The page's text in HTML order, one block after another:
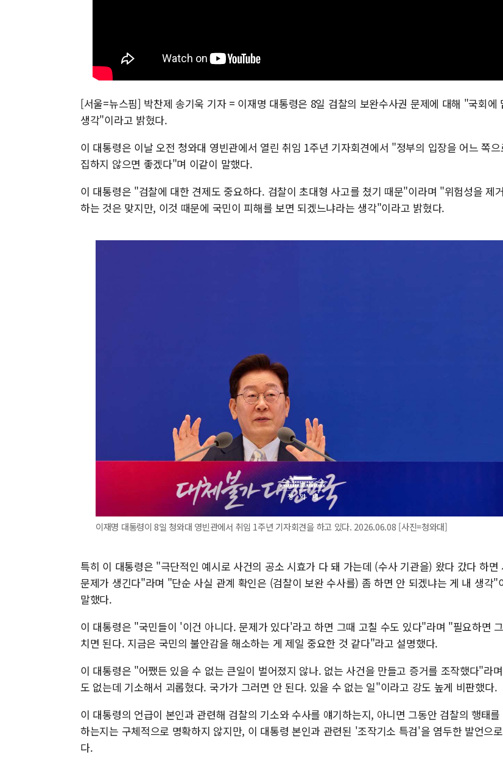
[서울=뉴스핌] 박찬제 송기욱 기자 = 이재명 대통령은 8일 검찰의 보완수사권 문제에 대해 "국회에
생각"이라고 밝혔다.
이 대통령은 이날 오전 청와대 영빈관에서 열린 취임 1주년 기자회견에서 "정부의 입장을 어느 쪽으
집하지 않으면 좋겠다"며 이같이 말했다.
이 대통령은 "검찰에 대한 견제도 중요하다. 검찰이 초대형 사고를 쳤기 때문"이라며 "위험성을 제
하는 것은 맞지만, 이것 때문에 국민이 피해를 보면 되겠느냐라는 생각"이라고 밝혔다.
이재명 대통령이 8일 청와대 영빈관에서 취임 1주년 기자회견을 하고 있다. 2026.06.08 [사진=청와대]
특히 이 대통령은 "극단적인 예시로 사건의 공소 시효가 다 돼 가는데 (수사 기관을) 왔다 갔다 하면
문제가 생긴다"라며 "단순 사실 관계 확인은 (검찰이 보완 수사를) 좀 하면 안 되겠냐는 게 내 생각"
말했다.
이 대통령은 "국민들이 '이건 아니다. 문제가 있다'라고 하면 그때 고칠 수도 있다"라며 "필요하면
치면 된다. 지금은 국민의 불안감을 해소하는 게 제일 중요한 것 같다"라고 설명했다.
이 대통령은 "어쨌든 있을 수 없는 큰일이 벌어졌지 않나. 없는 사건을 만들고 증거를 조작했다"라
도 없는데 기소해서 괴롭혔다. 국가가 그러면 안 된다. 있을 수 없는 일"이라고 강도 높게 비판했다.
이 대통령의 언급이 본인과 관련해 검찰의 기소와 수사를 얘기하는지, 아니면 그동안 검찰의 행태를
하는지는 구체적으로 명확하지 않지만, 이 대통령 본인과 관련된 '조작기소 특검'을 염두한 발언으
다.